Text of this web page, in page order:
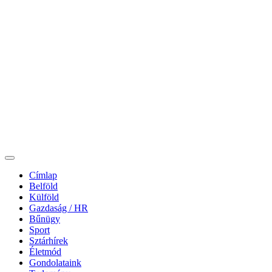
Címlap
Belföld
Külföld
Gazdaság / HR
Bűnügy
Sport
Sztárhírek
Életmód
Gondolataink